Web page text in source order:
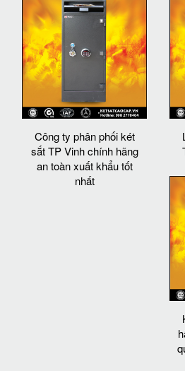
Công ty phân phối két
sắt TP Vinh chính hãng
an toàn xuất khẩu tốt
nhất